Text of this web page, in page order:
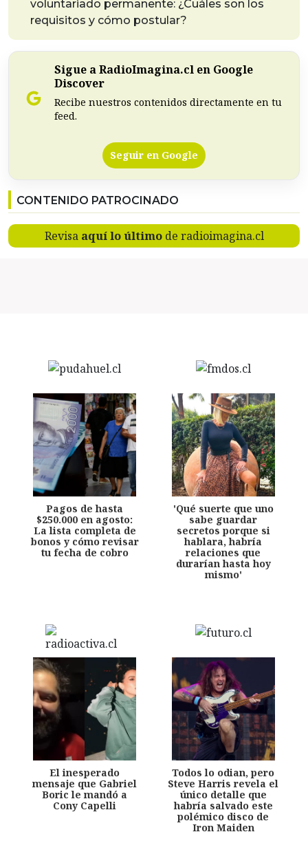
voluntariado permanente: ¿Cuáles son los
requisitos y cómo postular?
Sigue a RadioImagina.cl en Google
Discover
Recibe nuestros contenidos directamente en tu
feed.
Seguir en Google
CONTENIDO PATROCINADO
Revisa aquí lo últimode radioimagina.cl
Pagos de hasta
$250.000 en agosto:
La lista completa de
bonos y cómo revisar
tu fecha de cobro
'Qué suerte que uno
sabe guardar
secretos porque si
hablara, habría
relaciones que
durarían hasta hoy
mismo'
El inesperado
mensaje que Gabriel
Boric le mandó a
Cony Capelli
Todos lo odian, pero
Steve Harris revela el
único detalle que
habría salvado este
polémico disco de
Iron Maiden